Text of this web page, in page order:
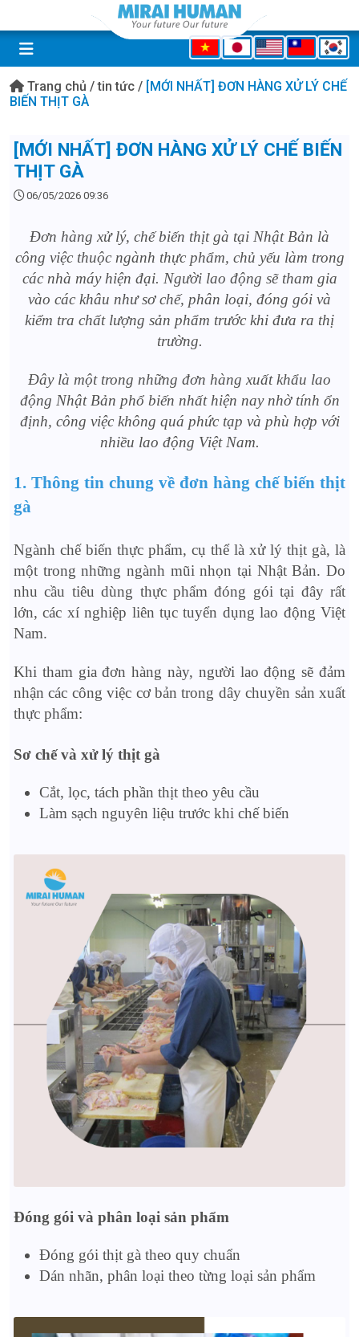
Trang chủ / tin tức / [MỚI NHẤT] ĐƠN HÀNG XỬ LÝ CHẾ
BIẾN THỊT GÀ
[MỚI NHẤT] ĐƠN HÀNG XỬ LÝ CHẾ BIẾN
THỊT GÀ
06/05/2026 09:36
Đơn hàng xử lý, chế biến thịt gà tại Nhật Bản là
công việc thuộc ngành thực phẩm, chủ yếu làm trong
các nhà máy hiện đại. Người lao động sẽ tham gia
vào các khâu như sơ chế, phân loại, đóng gói và
kiểm tra chất lượng sản phẩm trước khi đưa ra thị
trường.
Đây là một trong những đơn hàng xuất khẩu lao
động Nhật Bản phổ biến nhất hiện nay nhờ tính ổn
định, công việc không quá phức tạp và phù hợp với
nhiều lao động Việt Nam.
1. Thông tin chung về đơn hàng chế biến thịt
gà
Ngành chế biến thực phẩm, cụ thể là xử lý thịt gà, là
một trong những ngành mũi nhọn tại Nhật Bản. Do
nhu cầu tiêu dùng thực phẩm đóng gói tại đây rất
lớn, các xí nghiệp liên tục tuyển dụng lao động Việt
Nam.
Khi tham gia đơn hàng này, người lao động sẽ đảm
nhận các công việc cơ bản trong dây chuyền sản xuất
thực phẩm:
Sơ chế và xử lý thịt gà
Cắt, lọc, tách phần thịt theo yêu cầu
Làm sạch nguyên liệu trước khi chế biến
Đóng gói và phân loại sản phẩm
Đóng gói thịt gà theo quy chuẩn
Dán nhãn, phân loại theo từng loại sản phẩm